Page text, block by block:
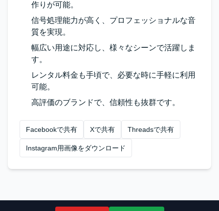
作りが可能。
信号処理能力が高く、プロフェッショナルな音
質を実現。
幅広い用途に対応し、様々なシーンで活躍しま
す。
レンタル料金も手頃で、必要な時に手軽に利用
可能。
高評価のブランドで、信頼性も抜群です。
Facebookで共有 Xで共有 Threadsで共有
Instagram用画像をダウンロード